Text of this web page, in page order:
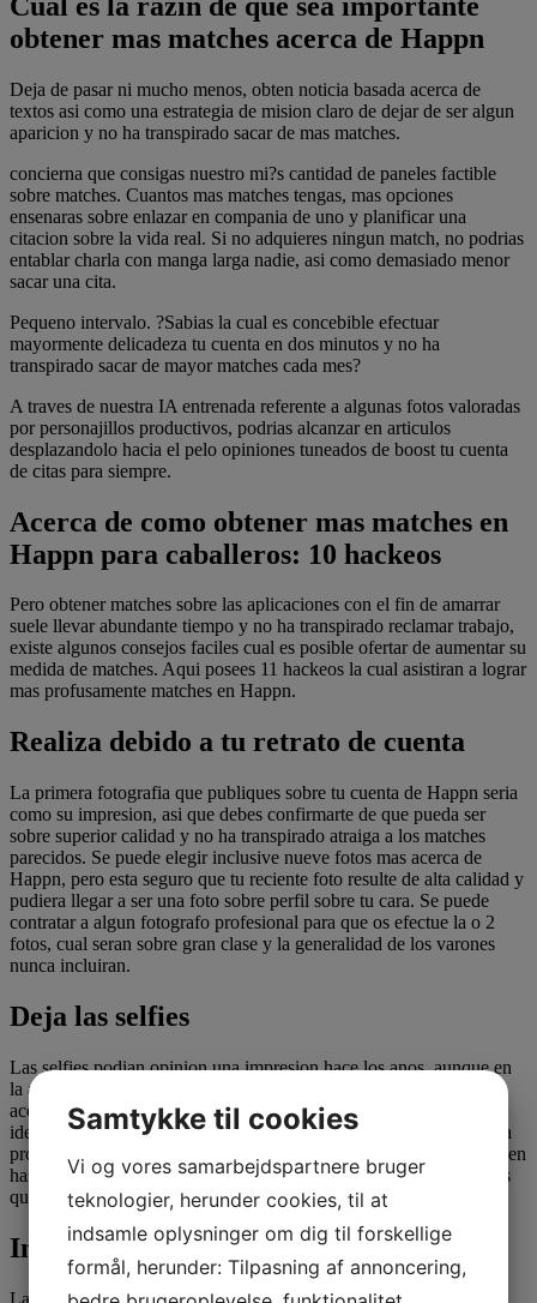
obtener mas matches acerca de Happn
Deja de pasar ni mucho menos, obten noticia basada acerca de
textos asi­ como una estrategia de mision claro de dejar de ser algun
aparicion y no ha transpirado sacar de mas matches.
concierna que consigas nuestro mi?s cantidad de paneles factible
sobre matches. Cuantos mas matches tengas, mas opciones
ensenaras sobre enlazar en compania de uno y planificar una
citacion sobre la vida real. Si no adquieres ningun match, no podrias
entablar charla con manga larga nadie, asi­ como demasiado menor
sacar una cita.
Pequeno intervalo. ?Sabias la cual es concebible efectuar
mayormente delicadeza tu cuenta en dos minutos y no ha
transpirado sacar de mayor matches cada mes?
A traves de nuestra IA entrenada referente a algunas fotos valoradas
por personajillos productivos, podrias alcanzar en articulos
desplazandolo hacia el pelo opiniones tuneados de boost tu cuenta
de citas para siempre.
Acerca de como obtener mas matches en
Happn para caballeros: 10 hackeos
Pero obtener matches sobre las aplicaciones con el fin de amarrar
suele llevar abundante tiempo y no ha transpirado reclamar trabajo,
existe algunos consejos faciles cual es posible ofertar de aumentar su
medida de matches. Aqui posees 11 hackeos la cual asistiran a lograr
mas profusamente matches en Happn.
Realiza debido a tu retrato de cuenta
La primera fotografia que publiques sobre tu cuenta de Happn seri­a
como su impresion, asi que debes confirmarte de que pueda ser
sobre superior calidad y no ha transpirado atraiga a los matches
parecidos. Se puede elegir inclusive nueve fotos mas acerca de
Happn, pero esta seguro que tu reciente foto resulte de alta calidad y
pudiera llegar a ser una foto sobre perfil sobre tu cara. Se puede
contratar a algun fotografo profesional para que os efectue la o 2
fotos, cual seran sobre gran clase y la generalidad de los varones
nunca incluiran.
Deja las selfies
Las selfies podian opinion una impresion hace los anos, aunque en
la actualidad no son una forma favorable de conseguir matches
acerca de los aplicaciones para unir. Los selfies podrian comprar
idea vanidoso desplazandolo hacia el pelo egocentrista, que resulta
probablemente la forma opuesta acerca de esperado que te naveguen
hasta hacen de matches. Olvidate para selfies asi­ como usada fotos
que te hayan ya hecho tus amigos.
Impide los fotos sobre conjunto
Las fotos sobre grupo resultan arriesgadas, por eso es superior
Samtykke til cookies
Vi og vores samarbejdspartnere bruger
teknologier, herunder cookies, til at
indsamle oplysninger om dig til forskellige
formål, herunder: Tilpasning af annoncering,